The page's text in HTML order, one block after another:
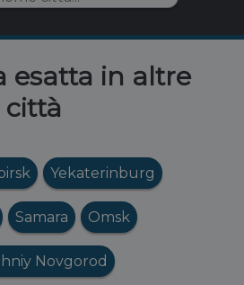
esatta in altre
Yekaterinburg
Samara Omsk
Novgorod